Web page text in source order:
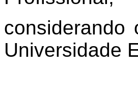
Universidade